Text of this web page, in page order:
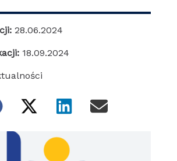
28.06.2024
18.09.2024